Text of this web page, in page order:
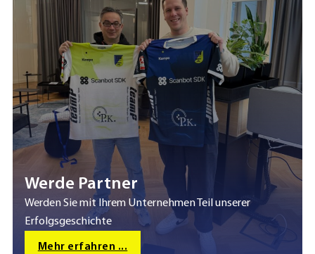
Werde Partner
Werden Sie mit Ihrem Unternehmen Teil unserer
Erfolgsgeschichte
Mehr erfahren ...